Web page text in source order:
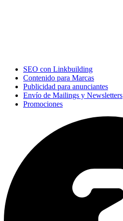
SEO con Linkbuilding
Contenido para Marcas
Publicidad para anunciantes
Envío de Mailings y Newsletters
Promociones